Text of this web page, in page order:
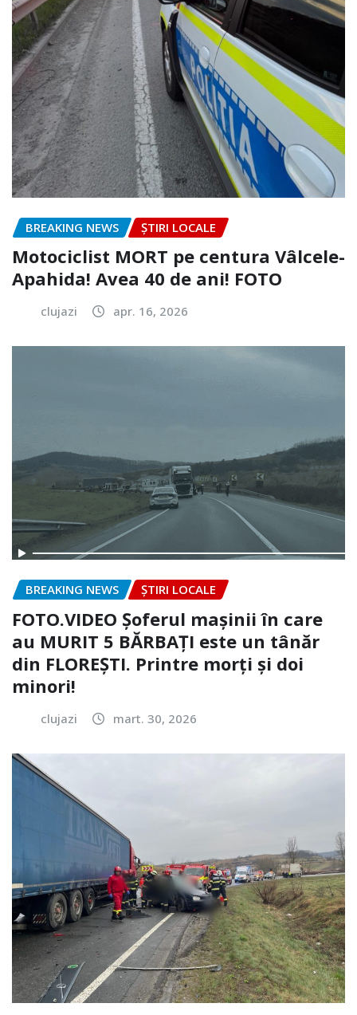
BREAKING NEWS ȘTIRI LOCALE
Motociclist MORT pe centura Vâlcele-
Apahida! Avea 40 de ani! FOTO
clujazi apr. 16, 2026
BREAKING NEWS ȘTIRI LOCALE
FOTO.VIDEO Șoferul mașinii în care
au MURIT 5 BĂRBAȚI este un tânăr
din FLOREȘTI. Printre morți și doi
minori!
clujazi mart. 30, 2026